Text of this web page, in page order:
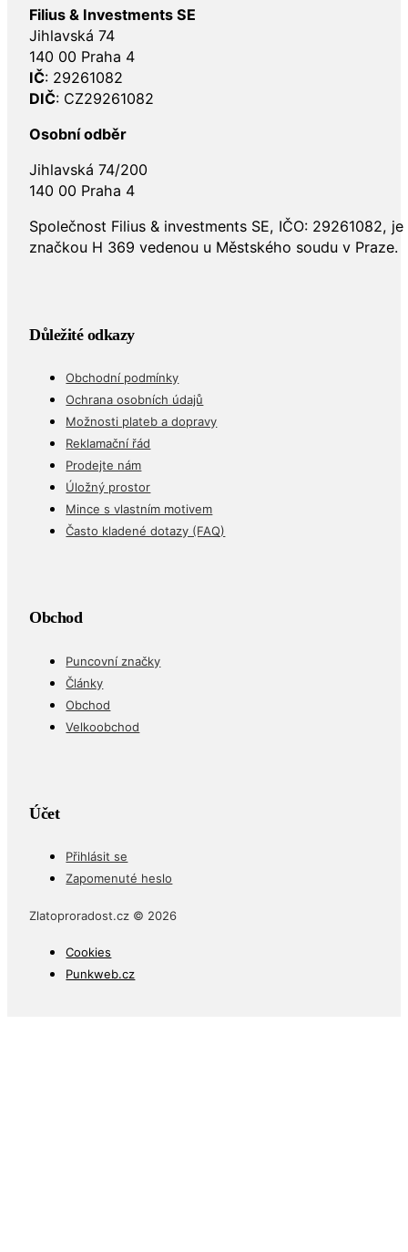
Filius & Investments SE
Jihlavská 74
140 00 Praha 4
IČ: 29261082
DIČ: CZ29261082
Osobní odběr
Jihlavská 74/200
140 00 Praha 4
Společnost Filius & investments SE, IČO: 29261082,
značkou H 369 vedenou u Městského soudu v Praze.
Důležité odkazy
Obchodní podmínky
Ochrana osobních údajů
Možnosti plateb a dopravy
Reklamační řád
Prodejte nám
Úložný prostor
Mince s vlastním motivem
Často kladené dotazy (FAQ)
Obchod
Puncovní značky
Články
Obchod
Velkoobchod
Účet
Přihlásit se
Zapomenuté heslo
Zlatoproradost.cz © 2026
Cookies
Punkweb.cz